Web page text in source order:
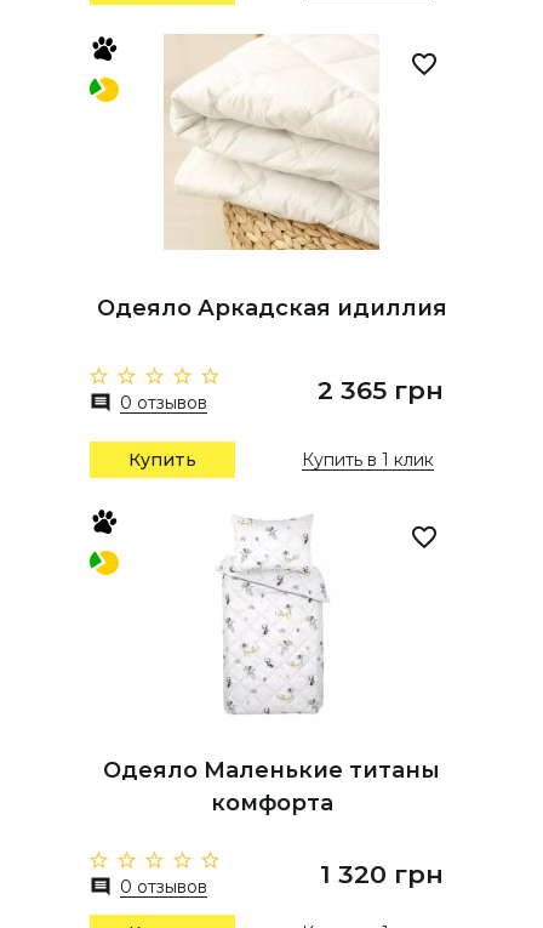
Одеяло Аркадская идиллия
0 отзывов 2 365 грн
Купить Купить в 1 клик
Одеяло Маленькие титаны
комфорта
0 отзывов 1 320 грн